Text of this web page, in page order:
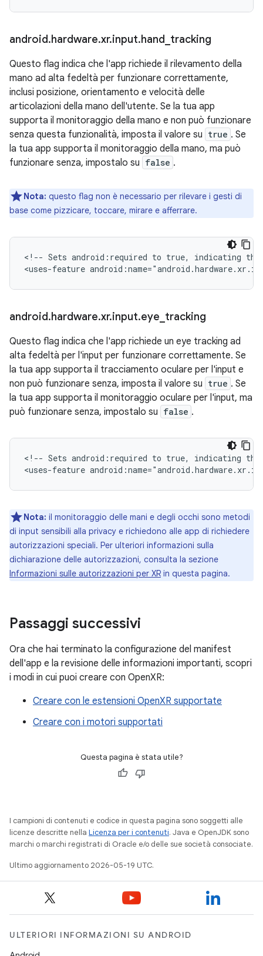
android.hardware.xr.input.hand tracking
Questo flag indica che l'app richiede il rilevamento della
mano ad alta fedeltà per funzionare correttamente,
inclusi posizione, orientamento e velocità delle
articolazioni della mano dell'utente. Se la tua app
supporta il monitoraggio della mano e non può funzionare
senza questa funzionalità, imposta il valore su true . Se
la tua app supporta il monitoraggio della mano, ma può
funzionare senza, impostalo su false .
Nota: questo flag non è necessario per rilevare i gesti di
base come pizzicare, toccare, mirare e afferrare.
<!-- Sets android:required to true, indicating
<uses-feature
android.hardware.xr.input.eye tracking
Questo flag indica che l'app richiede un eye tracking ad
alta fedeltà per l'input per funzionare correttamente. Se
la tua app supporta il tracciamento oculare per l'input e
non può funzionare senza, imposta il valore su true . Se
la tua app supporta il monitoraggio oculare per l'input, ma
può funzionare senza, impostalo su false .
<!-- Sets android:required to true, indicating
<uses-feature
Nota: il monitoraggio delle mani e degli occhi sono metodi
di input sensibili alla privacy e richiedono alle app di richiedere
autorizzazioni speciali. Per ulteriori informazioni sulla
dichiarazione delle autorizzazioni, consulta la sezione
Informazioni sulle autorizzazioni per XR in questa pagina.
Passaggi successivi
Ora che hai terminato la configurazione del manifest
dell'app e la revisione delle informazioni importanti, scopri
i modi in cui puoi creare con OpenXR:
Creare con le estensioni OpenXR supportate
Creare con i motori supportati
Questa pagina è stata utile?
I campioni di contenuti e codice in questa pagina sono soggetti alle
licenze descritte nella Licenza per i contenuti. Java e OpenJDK sono
marchi o marchi registrati di Oracle e/o delle sue società consociate.
Ultimo aggiornamento 2026-05-19 UTC.
ULTERIORI INFORMAZIONI SU ANDROID